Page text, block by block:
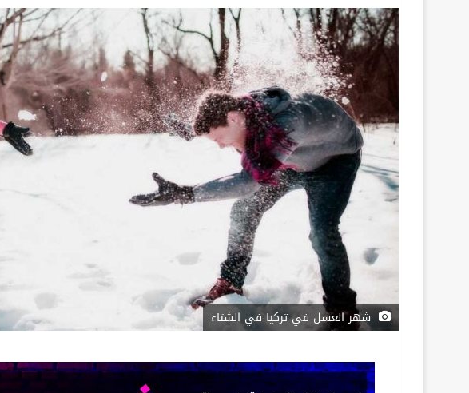
شهر العسل في تركيا في الشتاء